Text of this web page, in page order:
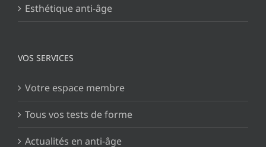
Esthétique anti-âge
VOS SERVICES
Votre espace membre
Tous vos tests de forme
Actualités en anti-âge